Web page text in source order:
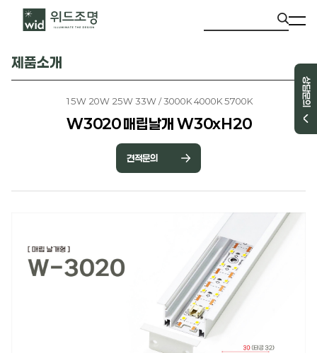
상담문의
제품소개
15W 20W 25W 33W / 3000K 4000K 5700K
W3020 매립날개 W30xH20
견적문의